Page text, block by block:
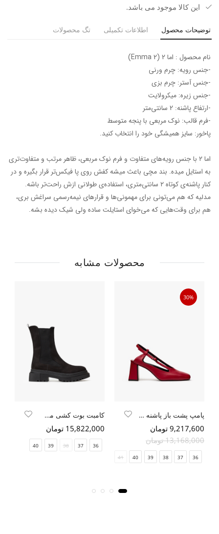
این کالا موجود می باشد.
توضیحات محصول اطلاعات تکمیلی تگ محصولات
نام محصول : اما 2 (Emma 2)
-جنس رویه: چرم ورنی
-جنس آستر: چرم بزی
-جنس زیره: میکرولایت
-ارتفاع پاشنه: 2 سانتی‌متر
-فرم قالب: نوک مربعی با پنجه متوسط
پاخور: سایز همیشگی خود را انتخاب کنید.
اما ۲ با جنس رویه‌های متفاوت و فرم نوک مربعی، ظاهر مرتب و متفاوت‌تری
به استایل میده. بند مچی باعث میشه کفش روی پا فیکس‌تر قرار بگیره و در
کنار پاشنه‌ی کوتاه ۲ سانتی‌متری، استفاده‌ی طولانی ازش راحت‌تر باشه.
مدلیه که هم می‌تونی برای مهمونی‌ها و قرارهای نیمه‌رسمی سراغش بری،
هم برای وقت‌هایی که می‌خوای استایلت ساده ولی شیک دیده بشه.
محصولات مشابه
30%
پامپ پشت باز پاشنه دار
9,217,600 تومان
13,168,000 تومان
36
37
38
39
40
41
کامبت بوت کشی مشکی نبوک
15,822,000 تومان
36
37
38
39
40